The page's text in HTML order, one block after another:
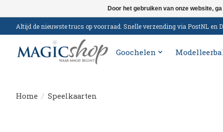
Altijd de nieuwste trucs op voorraad. Snelle verzending via PostNL
Goochelen
Home / Speelkaarten
Door het gebruiken van onze website,